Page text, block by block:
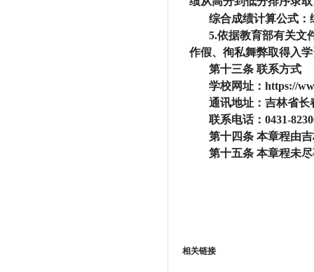
综合成绩计算公式：
5.依据教育部有关文
作假、徇私舞弊取得入
第十三条 联系方式
学校网址：https://
通讯地址：吉林省长
联系电话：0431-
第十四条 本章程由
第十五条 本章程未
相关链接